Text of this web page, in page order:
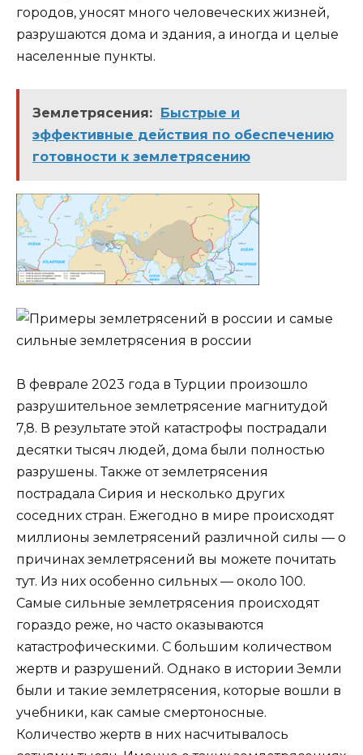
городов, уносят много человеческих жизней,
разрушаются дома и здания, а иногда и целые
населенные пункты.
Землетрясения:
Быстрые и
эффективные действия по обеспечению
готовности к землетрясению
В феврале 2023 года в Турции произошло
разрушительное землетрясение магнитудой
7,8. В результате этой катастрофы пострадали
десятки тысяч людей, дома были полностью
разрушены. Также от землетрясения
пострадала Сирия и несколько других
соседних стран. Ежегодно в мире происходят
миллионы землетрясений различной силы — о
причинах землетрясений вы можете почитать
тут. Из них особенно сильных — около 100.
Самые сильные землетрясения происходят
гораздо реже, но часто оказываются
катастрофическими. С большим количеством
жертв и разрушений. Однако в истории Земли
были и такие землетрясения, которые вошли в
учебники, как самые смертоносные.
Количество жертв в них насчитывалось